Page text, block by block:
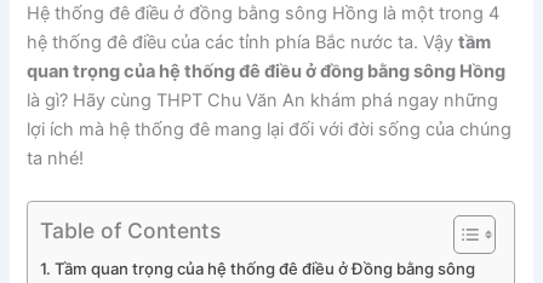
Hệ thống đê điều ở đồng bằng sông Hồng là một trong 4
hệ thống đê điều của các tỉnh phía Bắc nước ta. Vậytầm
quan trọng của hệ thống đê điều ở đồng bằng sông Hồng
là gì? Hãy cùng THPT Chu Văn An khám phá ngay những
lợi ích mà hệ thống đê mang lại đối với đời sống của chúng
ta nhé!
Table of Contents
Tầm quan trọng của hệ thống đê điều ở Đồng bằng sông